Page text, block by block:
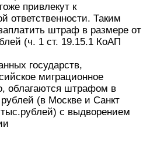
привлекут к
ответственности. Таким
штраф в размере от
(ч. 1 ст. 19.15.1 КоАП
государств,
миграционное
облагаются штрафом в
(в Москве и Санкт
с выдворением